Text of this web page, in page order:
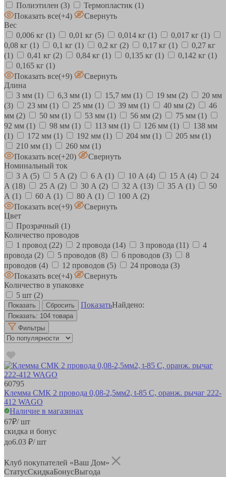
Полиэтилен (3) Термопластик (1)
Показать все(+4)
Свернуть
Вес
0,006 кг (1) 0,01 кг (5) 0,014 кг (1) 0,017 кг (1)
0,08 кг (1) 0,1 кг (1) 0,2 кг (2) 0,17 кг (1)
0,27 кг
(1)
0,41 кг (2) 0,84 кг (1) 0,135 кг (1) 0,142 кг (1)
0,165 кг (1)
Показать все(+9)
Свернуть
Длина
3 мм (1) 6,3 мм (1) 15,7 мм (1) 19 мм (2)
20 мм
(3)
23 мм (1) 25 мм (1) 39 мм (1) 40 мм (2)
46
мм (2) 50 мм (1) 53 мм (1) 56 мм (2) 75 мм (1)
92 мм (1) 98 мм (1) 113 мм (1) 126 мм (1)
138 мм
(1)
172 мм (1) 192 мм (1) 204 мм (1) 205 мм (1)
210 мм (1) 260 мм (1)
Показать все(+20)
Свернуть
Номинальный ток
3 А (5) 5 А (2) 6 А (1) 10 А (4) 15 А (4)
24
А (18) 25 А (2) 30 А (2) 32 А (13) 35 А (1)
50
А (1) 60 А (1) 80 А (1) 100 А (2)
Показать все(+9)
Свернуть
Цвет
Прозрачный (1)
Количество проводов
1 провод (22) 2 провода (14) 3 провода (11)
4
провода (2) 5 проводов (8) 6 проводов (3)
8
проводов (4) 12 проводов (5) 24 провода (3)
Показать все(+4)
Свернуть
Количество в упаковке
5 шт (2)
ПоказатьНайдено:
Показать: 104 товара
Фильтры
60795
Клемма СМК 2 провода 0,08-2,5мм2, t-85 C, оранж. рычаг 222-
412 WAGO
Наличие в магазинах
67₽/ шт
скидка и бонус
до6.03 ₽/ шт
Клуб покупателей «Ваш Дом»
СтатусСкидкаБонусВыгода